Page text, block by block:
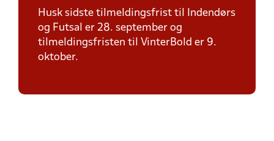
Husk sidste tilmeldingsfrist til Indendørs
og Futsal er 28. september og
tilmeldingsfristen til VinterBold er 9.
oktober.